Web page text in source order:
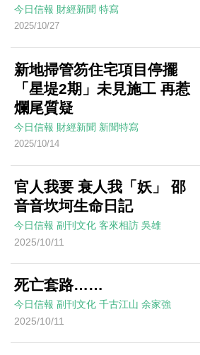
今日信報 財經新聞 特寫
2025/10/27
新地掃管笏住宅項目停擺
「星堤2期」未見施工 再惹
爛尾質疑
今日信報 財經新聞 新聞特寫
2025/10/14
官人我要 衰人我「妖」 邵
音音坎坷生命日記
今日信報 副刊文化 客來相訪 吳雄
2025/10/11
死亡套路……
今日信報 副刊文化 千古江山 余家強
2025/10/11